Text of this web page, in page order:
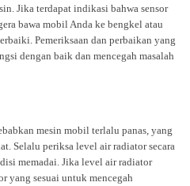
Jika terdapat indikasi bahwa sensor
bawa mobil Anda ke bengkel atau
Pemeriksaan dan perbaikan yang
dengan baik dan mencegah masalah
mesin mobil terlalu panas, yang
Selalu periksa level air radiator secara
memadai. Jika level air radiator
yang sesuai untuk mencegah